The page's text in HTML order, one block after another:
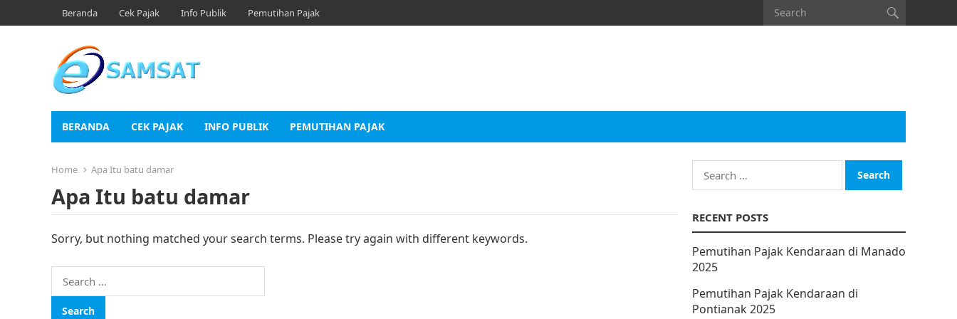
Beranda Cek Pajak Info Publik Pemutihan Pajak
BERANDA CEK PAJAK INFO PUBLIK PEMUTIHAN PAJAK
Home Apa Itu batu damar
Apa Itu batu damar
Sorry, but nothing matched your search terms. Please try again with different keywords.
Search
for:
Search
for:
RECENT POSTS
Pemutihan Pajak Kendaraan di Manado
2025
Pemutihan Pajak Kendaraan di
Pontianak 2025